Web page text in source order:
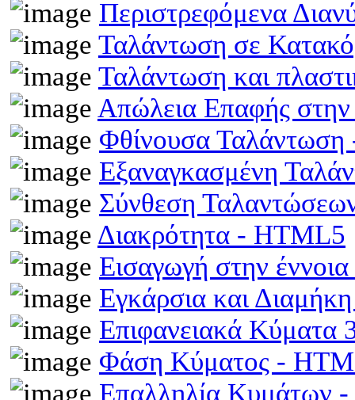
Περιστρεφόμενα
Ταλάντωση σε
Ταλάντωση και
Απώλεια Επαφής
Φθίνουσα
Εξαναγκασμένη
Σύνθεση
Διακρότητα - HTML5
Εισαγωγή στην
Εγκάρσια και
Επιφανειακά
Φάση Κύματος -
Επαλληλία Κυμάτων